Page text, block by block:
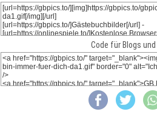
Code für Blogs und